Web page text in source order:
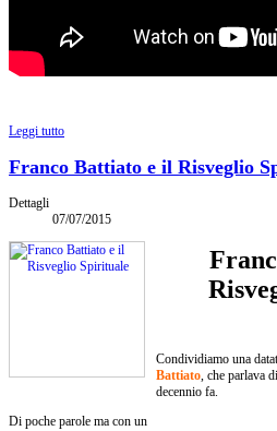
Leggi tutto
Franco Battiato e il Risveglio
Dettagli
07/07/2015
Condividiamo una
Battiato, che parlava
decennio fa.
Di poche parole ma con un